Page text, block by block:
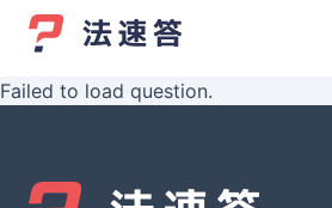
Failed to load question.